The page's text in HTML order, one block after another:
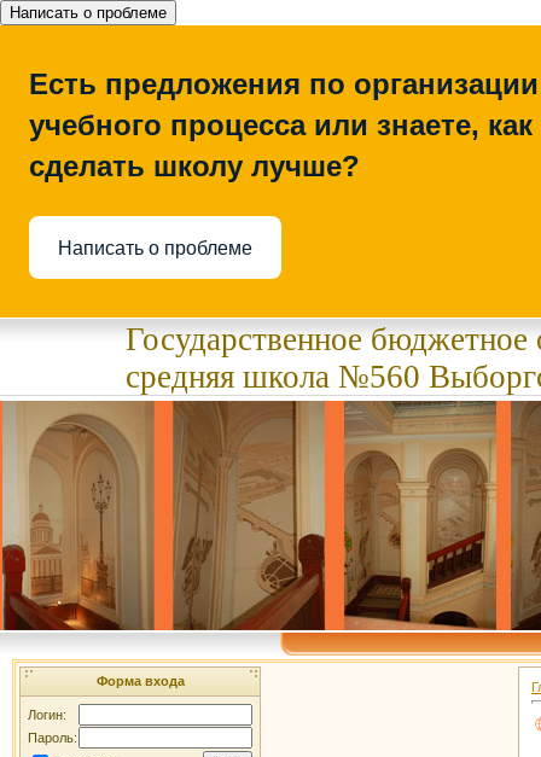
Написать о проблеме
Есть предложения по организации
учебного процесса или знаете, как
сделать школу лучше?
Написать о проблеме
Государственное
средняя школа №560
Форма входа
Логин:
Пароль: